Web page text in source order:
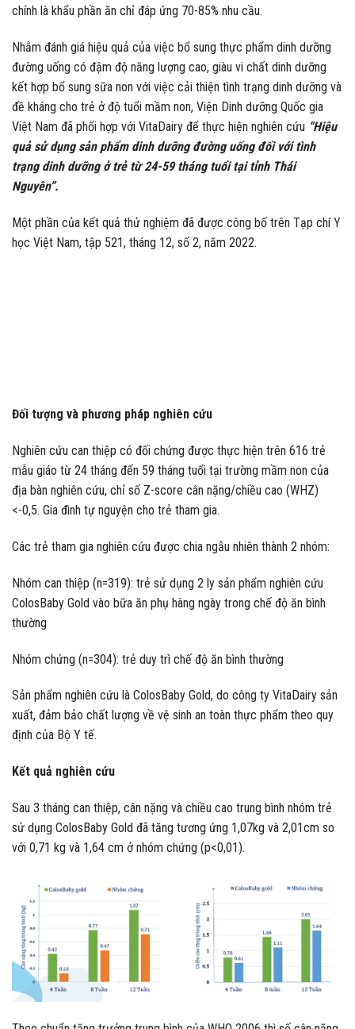
chính là khẩu phần ăn chỉ đáp ứng 70-85% nhu cầu.
Nhằm đánh giá hiệu quả của việc bổ sung thực phẩm dinh dưỡng
đường uống có đậm độ năng lượng cao, giàu vi chất dinh dưỡng
kết hợp bổ sung sữa non với việc cải thiện tình trạng dinh dưỡng và
đề kháng cho trẻ ở độ tuổi mầm non, Viện Dinh dưỡng Quốc gia
Việt Nam đã phối hợp với VitaDairy để thực hiện nghiên cứu “Hiệu
quả sử dụng sản phẩm dinh dưỡng đường uống đối với tình
trạng dinh dưỡng ở trẻ từ 24-59 tháng tuổi tại tỉnh Thái
Nguyên”.
Một phần của kết quả thử nghiệm đã được công bố trên Tạp chí Y
học Việt Nam, tập 521, tháng 12, số 2, năm 2022.
Đối tượng và phương pháp nghiên cứu
Nghiên cứu can thiệp có đối chứng được thực hiện trên 616 trẻ
mẫu giáo từ 24 tháng đến 59 tháng tuổi tại trường mầm non của
địa bàn nghiên cứu, chỉ số Z-score cân nặng/chiều cao (WHZ)
<-0,5. Gia đình tự nguyện cho trẻ tham gia.
Các trẻ tham gia nghiên cứu được chia ngẫu nhiên thành 2 nhóm:
Nhóm can thiệp (n=319): trẻ sử dụng 2 ly sản phẩm nghiên cứu
ColosBaby Gold vào bữa ăn phụ hàng ngày trong chế độ ăn bình
thường
xuất, đảm bảo chất lượng về vệ sinh an toàn thực phẩm theo quy
định của Bộ Y tế.
Sau 3 tháng can thiệp, cân nặng và chiều cao trung bình nhóm trẻ
sử dụng ColosBaby Gold đã tăng tương ứng 1,07kg và 2,01cm so
với 0,71 kg và 1,64 cm ở nhóm chứng (p<0,01).